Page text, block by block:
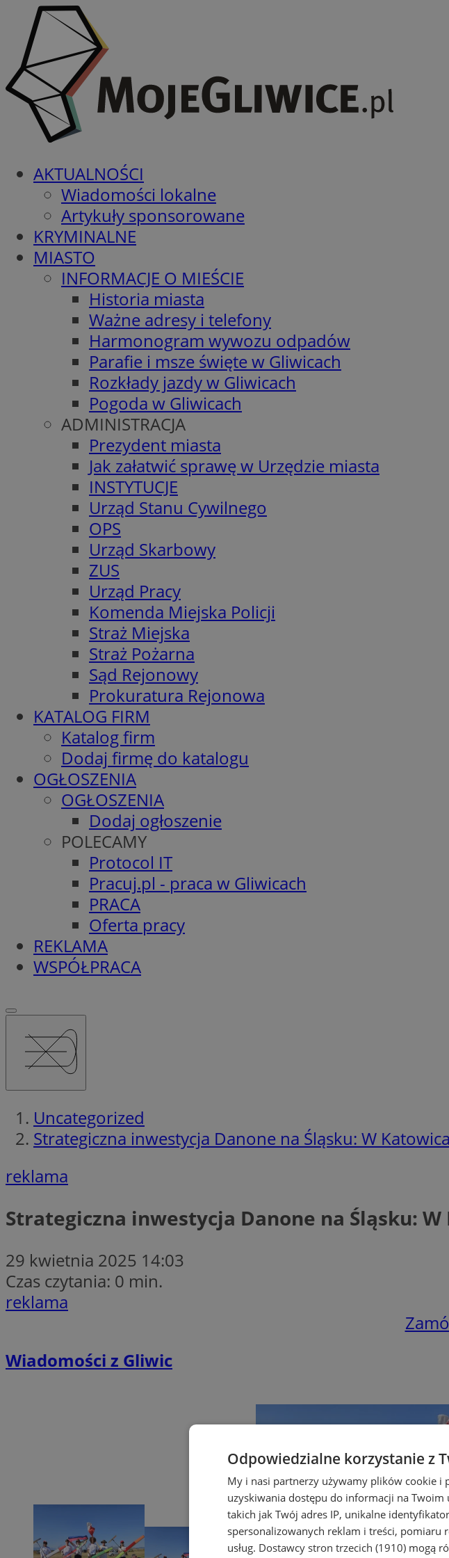
AKTUALNOŚCI
Wiadomości lokalne
Artykuły sponsorowane
KRYMINALNE
MIASTO
INFORMACJE O MIEŚCIE
Historia miasta
Ważne adresy i telefony
Harmonogram wywozu odpadów
Parafie i msze święte w Gliwicach
Rozkłady jazdy w Gliwicach
Pogoda w Gliwicach
ADMINISTRACJA
Prezydent miasta
Jak załatwić sprawę w Urzędzie miasta
INSTYTUCJE
Urząd Stanu Cywilnego
OPS
Urząd Skarbowy
ZUS
Urząd Pracy
Komenda Miejska Policji
Straż Miejska
Straż Pożarna
Sąd Rejonowy
Prokuratura Rejonowa
KATALOG FIRM
Katalog firm
Dodaj firmę do katalogu
OGŁOSZENIA
OGŁOSZENIA
Dodaj ogłoszenie
POLECAMY
Protocol IT
Pracuj.pl - praca w Gliwicach
PRACA
Oferta pracy
REKLAMA
WSPÓŁPRACA
Uncategorized
Strategiczna inwestycja Danone na Śląsku: W
reklama
Strategiczna inwestycja Danone na Śląsku:
29 kwietnia 2025 14:03
Czas czytania: 0 min.
reklama
Wiadomości z Gliwic
Odpowiedzialne korzystanie z
My i nasi partnerzy używamy plików cookie
uzyskiwania dostępu do informacji na
takich jak Twój adres IP, unikalne
spersonalizowanych reklam i treści, pomiaru
usług. Dostawcy stron trzecich (1910) mogą